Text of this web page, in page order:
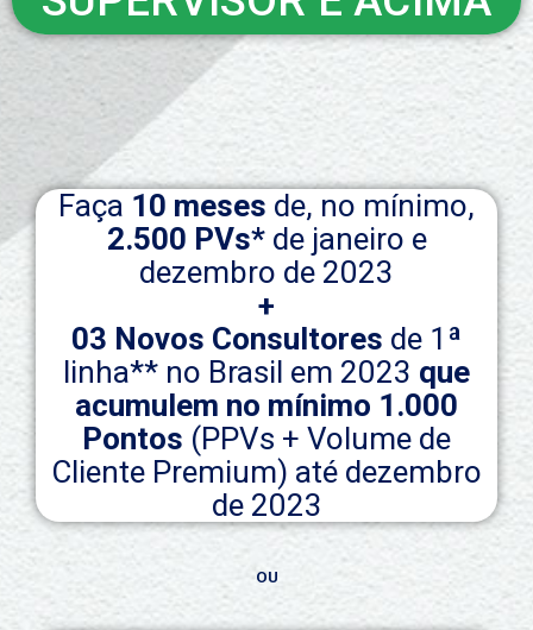
Faça 10 meses de, no mínimo,
2.500 PVs*de janeiro e
dezembro de 2023​
+
03 Novos Consultores de 1ª
linha** no Brasil em 2023 que
acumulem no mínimo 1.000
Pontos (PPVs + Volume de
Cliente Premium) até dezembro
de 2023
OU